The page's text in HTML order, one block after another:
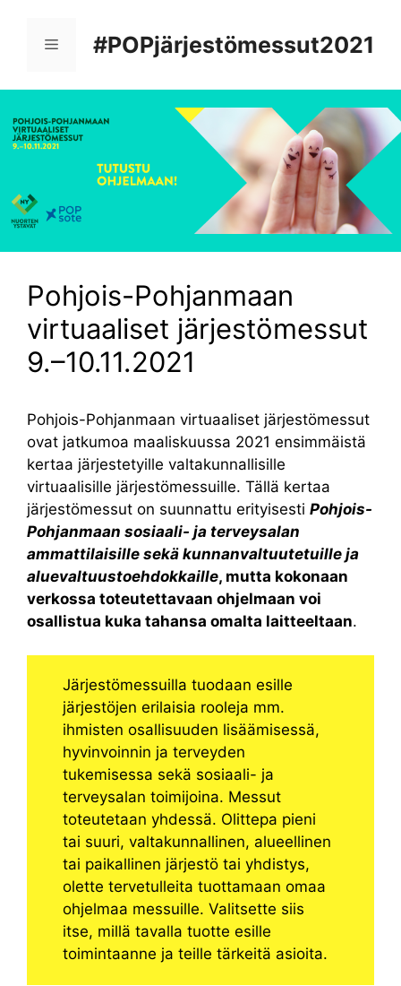
#POPjärjestömessut2021
Valikko
Pohjois-Pohjanmaan
virtuaaliset järjestömessut
9.–10.11.2021
Pohjois-Pohjanmaan virtuaaliset järjestömessut
ovat jatkumoa maaliskuussa 2021 ensimmäistä
kertaa järjestetyille valtakunnallisille
virtuaalisille järjestömessuille. Tällä kertaa
järjestömessut on suunnattu erityisesti Pohjois-
Pohjanmaan sosiaali- ja terveysalan
ammattilaisille sekä kunnanvaltuutetuille ja
aluevaltuustoehdokkaille, mutta kokonaan
verkossa toteutettavaan ohjelmaan voi
osallistua kuka tahansa omalta laitteeltaan.
Järjestömessuilla tuodaan esille
järjestöjen erilaisia rooleja mm.
ihmisten osallisuuden lisäämisessä,
hyvinvoinnin ja terveyden
tukemisessa sekä sosiaali- ja
terveysalan toimijoina. Messut
toteutetaan yhdessä. Olittepa pieni
tai suuri, valtakunnallinen, alueellinen
tai paikallinen järjestö tai yhdistys,
olette tervetulleita tuottamaan omaa
ohjelmaa messuille. Valitsette siis
itse, millä tavalla tuotte esille
toimintaanne ja teille tärkeitä asioita.